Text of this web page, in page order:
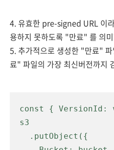
4. 유효한 pre-signed URL 이
용하지 못하도록 "만료" 를 의
5. 추가적으로 생성한 "만료"
료" 파일의 가장 최신버전까지
const { VersionId:
s3